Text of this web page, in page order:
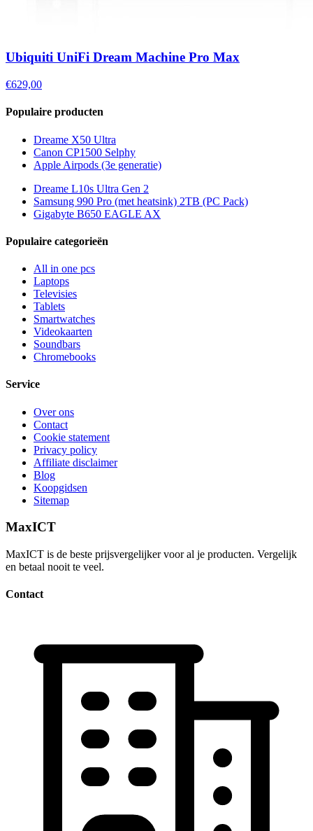
Ubiquiti UniFi Dream Machine Pro Max
€629,00
Populaire producten
Dreame X50 Ultra
Canon CP1500 Selphy
Apple Airpods (3e generatie)
Dreame L10s Ultra Gen 2
Samsung 990 Pro (met heatsink) 2TB (PC Pack)
Gigabyte B650 EAGLE AX
Populaire categorieën
All in one pcs
Laptops
Televisies
Tablets
Smartwatches
Videokaarten
Soundbars
Chromebooks
Service
Over ons
Contact
Cookie statement
Privacy policy
Affiliate disclaimer
Blog
Koopgidsen
Sitemap
MaxICT
MaxICT is de beste prijsvergelijker voor al je producten. Vergelijk
en betaal nooit te veel.
Contact